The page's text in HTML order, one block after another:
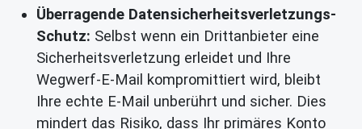
Überragende Datensicherheitsverletzungs-
Schutz: Selbst wenn ein Drittanbieter eine
Sicherheitsverletzung erleidet und Ihre
Wegwerf-E-Mail kompromittiert wird, bleibt
Ihre echte E-Mail unberührt und sicher. Dies
mindert das Risiko, dass Ihr primäres Konto